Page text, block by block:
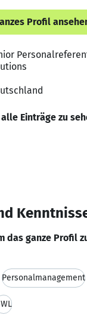
Profil
Einträge zu
das ganze Profil
Personalmanagement